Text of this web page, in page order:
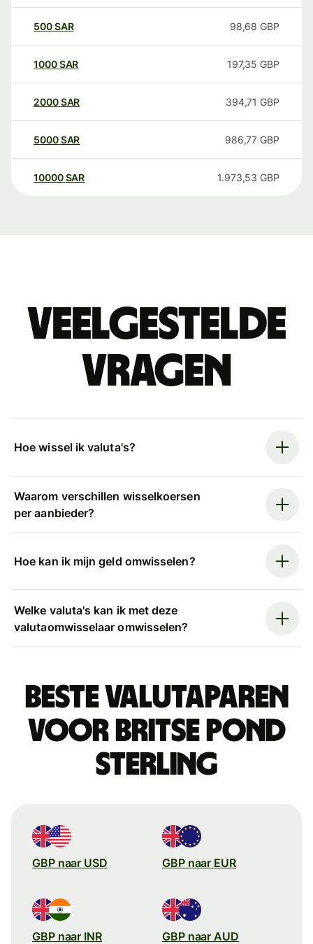
500SAR 98,68 GBP
1000SAR 197,35 GBP
2000SAR 394,71 GBP
5000SAR 986,77 GBP
10000 SAR 1.973,53 GBP
Veelgestelde
vragen
Hoe wissel ik valuta's?
Waarom verschillen wisselkoersen
per aanbieder?
Hoe kan ik mijn geld omwisselen?
Welke valuta's kan ik met deze
valutaomwisselaar omwisselen?
Beste valutaparen
voor Britse pond
sterling
GBP naar USD GBP naar EUR
GBP naar INR GBP naar AUD